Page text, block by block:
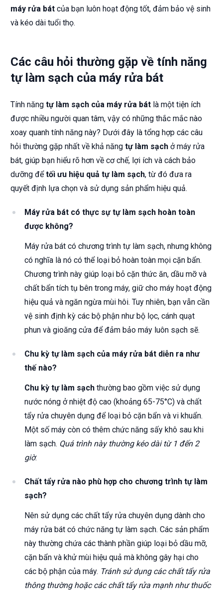
máy rửa bát của bạn luôn hoạt động tốt, đảm bảo vệ sinh
và kéo dài tuổi thọ.
Các câu hỏi thường gặp về tính năng
tự làm sạch của máy rửa bát
Tính năng tự làm sạch của máy rửa bát là một tiện ích
được nhiều người quan tâm, vậy có những thắc mắc nào
xoay quanh tính năng này? Dưới đây là tổng hợp các câu
hỏi thường gặp nhất về khả năng tự làm sạch ở máy rửa
bát, giúp bạn hiểu rõ hơn về cơ chế, lợi ích và cách bảo
dưỡng đểtối ưu hiệu quả tự làm sạch, từ đó đưa ra
quyết định lựa chọn và sử dụng sản phẩm hiệu quả.
Máy rửa bát có thực sự tự làm sạch hoàn toàn
được không?
Máy rửa bát có chương trình tự làm sạch, nhưng không
có nghĩa là nó có thể loại bỏ hoàn toàn mọi cặn bẩn.
Chương trình này giúp loại bỏ cặn thức ăn, dầu mỡ và
chất bẩn tích tụ bên trong máy, giữ cho máy hoạt động
hiệu quả và ngăn ngừa mùi hôi. Tuy nhiên, bạn vẫn cần
vệ sinh định kỳ các bộ phận như bộ lọc, cánh quạt
phun và gioăng cửa để đảm bảo máy luôn sạch sẽ.
Chu kỳ tự làm sạch của máy rửa bát diễn ra như
thế nào?
Chu kỳ tự làm sạch thường bao gồm việc sử dụng
nước nóng ở nhiệt độ cao (khoảng 65-75°C) và chất
tẩy rửa chuyên dụng để loại bỏ cặn bẩn và vi khuẩn.
Một số máy còn có thêm chức năng sấy khô sau khi
làm sạch. Quá trình này thường kéo dài từ 1 đến 2
giờ.
Chất tẩy rửa nào phù hợp cho chương trình tự làm
sạch?
Nên sử dụng các chất tẩy rửa chuyên dụng dành cho
máy rửa bát có chức năng tự làm sạch. Các sản phẩm
này thường chứa các thành phần giúp loại bỏ dầu mỡ,
cặn bẩn và khử mùi hiệu quả mà không gây hại cho
các bộ phận của máy. Tránh sử dụng các chất tẩy rửa
thông thường hoặc các chất tẩy rửa mạnh như thuốc